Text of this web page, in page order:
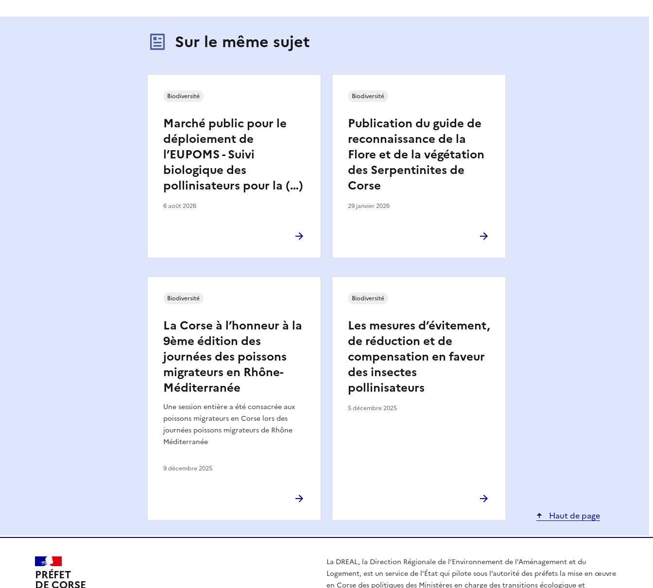
Sur le même sujet
Marché public pour le
déploiement de
l’EUPOMS - Suivi
biologique des
pollinisateurs pour la (…)
Biodiversité
6 août 2026
Publication du guide de
reconnaissance de la
Flore et de la végétation
des Serpentinites de
Corse
Biodiversité
29 janvier 2026
La Corse à l’honneur à la
9ème édition des
journées des poissons
migrateurs en Rhône-
Méditerranée
Une session entière a été consacrée aux
poissons migrateurs en Corse lors des
journées poissons migrateurs de Rhône
Méditerranée
Biodiversité
9 décembre 2025
Les mesures d’évitement,
de réduction et de
compensation en faveur
des insectes
pollinisateurs
Biodiversité
5 décembre 2025
Haut de page
PRÉFET
DE CORSE
La DREAL, la Direction Régionale de l’Environnement de l’Aménagement et du
Logement, est un service de l’État qui pilote sous l’autorité des préfets la mise en œuvre
en Corse des politiques des Ministères en charge des transitions écologique et